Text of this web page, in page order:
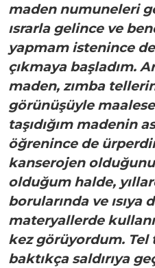
maden numuneleri
ısrarla gelince ve
yapmam istenince de
çıkmaya başladım.
maden, zımba
görünüşüyle
taşıdığım madenin
öğrenince de
kanserojen
olduğum halde,
borularında ve ısıya
materyallerde
kez görüyordum. Tel
baktıkça saldırıya